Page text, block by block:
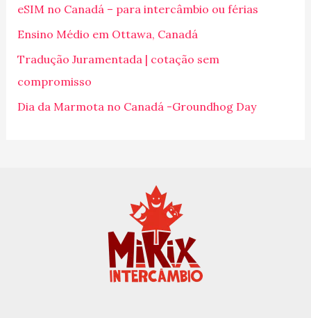
a
r
p
o
r
eSIM no Canadá – para intercâmbio ou férias
Ensino Médio em Ottawa, Canadá
Tradução Juramentada | cotação sem
compromisso
Dia da Marmota no Canadá -Groundhog Day